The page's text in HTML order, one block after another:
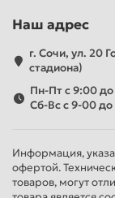
Наш адрес
г. Сочи, ул. 20
стадиона)
Пн-Пт с 9:00
Сб-Вс с 9-00 до
Информация,
офертой.
товаров, могут